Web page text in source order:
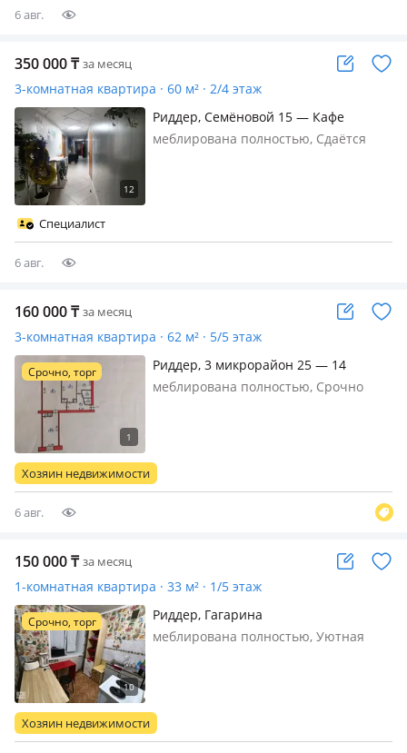
6 авг.
350 000₸ за месяц
3-комнатная квартира · 60 м² · 2/4 этаж
Риддер, Семёновой 15 — Кафе
Петушок
меблирована полностью, Сдаётся
командировочных и гостей города.
Специалист
6 авг.
160 000₸ за месяц
3-комнатная квартира · 62 м² · 5/5 этаж
Срочно, торг
Риддер, 3 микрорайон 25 — 14
школа,Огонёк
меблирована полностью, Срочно
в квартире не курят, есть балкон!С
мебелью. Звоните,
Хозяин недвижимости
6 авг.
150 000₸ за месяц
1-комнатная квартира · 33 м² · 1/5 этаж
Срочно, торг
Риддер, Гагарина
меблирована полностью, Уютная
месяц за 150 000 ₸. Светлая и чистая
1-комнатная квартира в само…
Хозяин недвижимости